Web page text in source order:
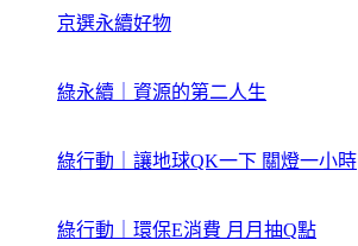
京選永續好物
綠永續｜資源的第二人生
綠行動｜讓地球QK一下 關燈一小時
綠行動｜環保E消費 月月抽Q點